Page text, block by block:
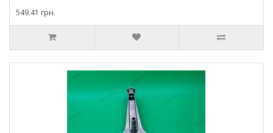
549.41 грн.